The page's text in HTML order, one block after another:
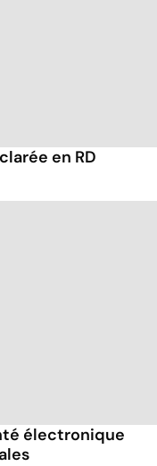
en RD
électronique